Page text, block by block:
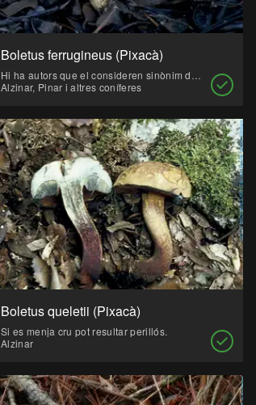
Boletus ferrugineus (Pixacà)
Hi ha autors que el consideren sinònim de Xerocomus lanatus (Rostk.) Sing., altres els consideren bolets diferents.
Alzinar, Pinar i altres coníferes
Boletus queletii (Pixacà)
Si es menja cru pot resultar perillós.
Alzinar